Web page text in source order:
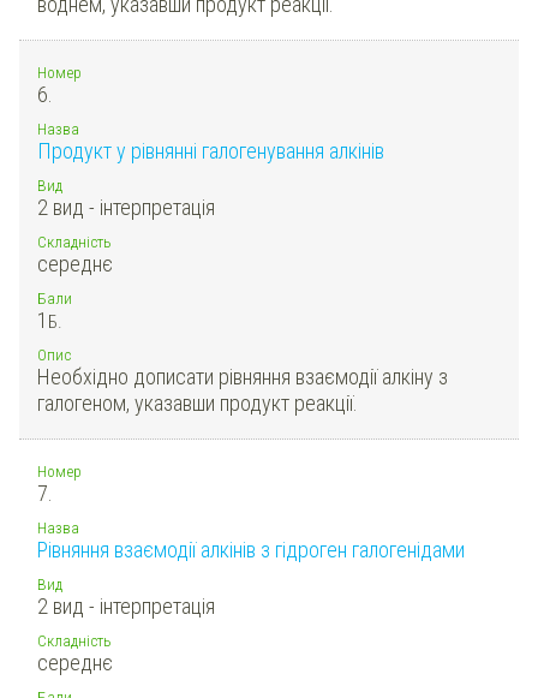
Номер
6.
Назва
Продукт у рівнянні галогенування алкінів
Вид
2 вид - інтерпретація
Складність
середнє
Бали
1 Б.
Опис
Необхідно дописати рівняння взаємодії алкіну з
галогеном, указавши продукт реакції.
Номер
7.
Назва
Рівняння взаємодії алкінів з гідроген галогенідами
Вид
2 вид - інтерпретація
Складність
середнє